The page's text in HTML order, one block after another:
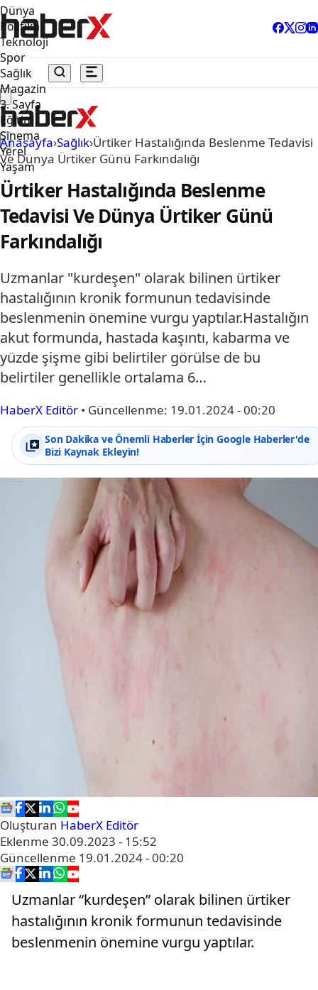
Dünya
Politika
Teknoloji
Spor
Sağlık
Magazin
3. Sayfa
Eğitim
Sinema
Yerel
Yaşam
Anasayfa›Sağlık›Ürtiker Hastalığında Beslenme Tedavisi
Ve Dünya Ürtiker Günü Farkındalığı
Ürtiker Hastalığında Beslenme
Tedavisi Ve Dünya Ürtiker Günü
Farkındalığı
Uzmanlar "kurdeşen" olarak bilinen ürtiker
hastalığının kronik formunun tedavisinde
beslenmenin önemine vurgu yaptılar.Hastalığın
akut formunda, hastada kaşıntı, kabarma ve
yüzde şişme gibi belirtiler görülse de bu
belirtiler genellikle ortalama 6…
HaberX Editör • Güncellenme: 19.01.2024 - 00:20
Son Dakika ve Önemli Haberler İçin Google Haberler'de
Bizi Kaynak Ekleyin!
Oluşturan HaberX Editör
Eklenme 30.09.2023 - 15:52
Güncellenme 19.01.2024 - 00:20
Uzmanlar “kurdeşen” olarak bilinen ürtiker
hastalığının kronik formunun tedavisinde
beslenmenin önemine vurgu yaptılar.